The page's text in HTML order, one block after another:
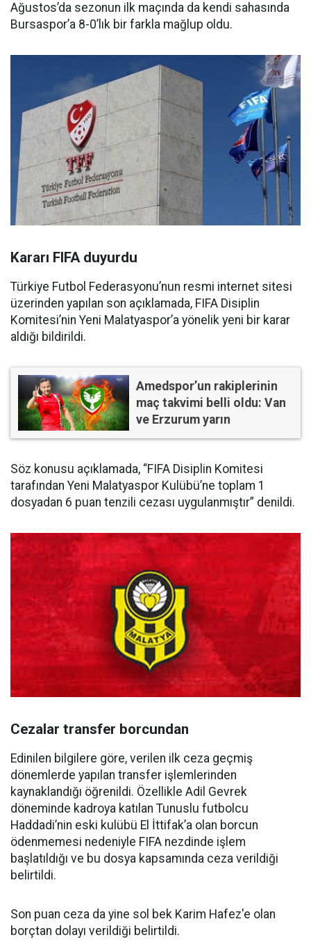
Ağustos’da sezonun ilk maçında da kendi sahasında
Bursaspor’a 8-0’lık bir farkla mağlup oldu.
Kararı FIFA duyurdu
Türkiye Futbol Federasyonu’nun resmi internet sitesi
üzerinden yapılan son açıklamada, FIFA Disiplin
Komitesi’nin Yeni Malatyaspor’a yönelik yeni bir karar
aldığı bildirildi.
Amedspor’un rakiplerinin
maç takvimi belli oldu: Van
ve Erzurum yarın
Söz konusu açıklamada, “FIFA Disiplin Komitesi
tarafından Yeni Malatyaspor Kulübü’ne toplam 1
dosyadan 6 puan tenzili cezası uygulanmıştır” denildi.
Cezalar transfer borcundan
Edinilen bilgilere göre, verilen ilk ceza geçmiş
dönemlerde yapılan transfer işlemlerinden
kaynaklandığı öğrenildi. Özellikle Adil Gevrek
döneminde kadroya katılan Tunuslu futbolcu
Haddadi’nin eski kulübü El İttifak’a olan borcun
ödenmemesi nedeniyle FIFA nezdinde işlem
başlatıldığı ve bu dosya kapsamında ceza verildiği
belirtildi.
Son puan ceza da yine sol bek Karim Hafez'e olan
borçtan dolayı verildiği belirtildi.